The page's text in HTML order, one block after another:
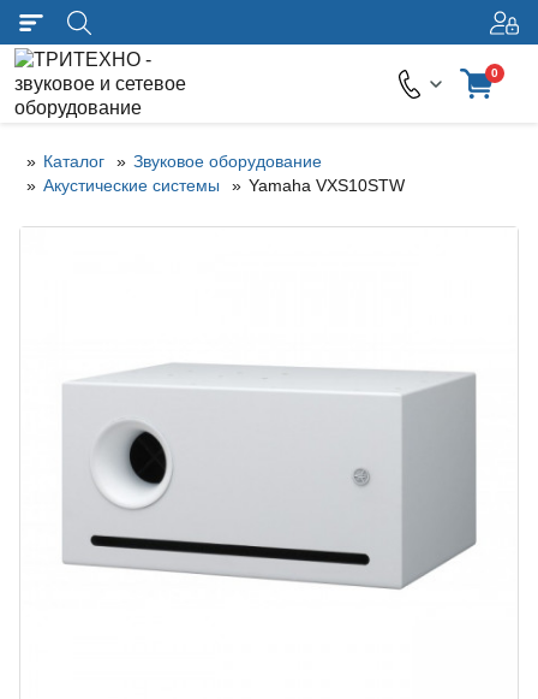
0
Каталог
Звуковое оборудование
Акустические системы
Yamaha VXS10STW